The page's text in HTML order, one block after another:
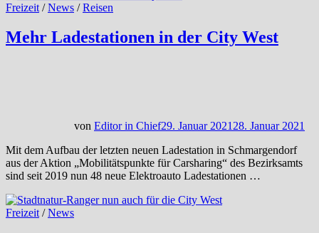
Freizeit /News /Reisen
Mehr Ladestationen in der City West
von Editor in Chief29. Januar 2021 28. Januar 2021
Mit dem Aufbau der letzten neuen Ladestation in Schmargendorf
aus der Aktion „Mobilitätspunkte für Carsharing“ des Bezirksamts
sind seit 2019 nun 48 neue Elektroauto Ladestationen …
Freizeit /News